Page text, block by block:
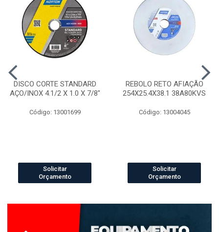
DISCO CORTE STANDARD
AÇO/INOX 4.1/2 X 1.0 X 7/8"
Código: 13001699
Solicitar
Orçamento
REBOLO RETO AFIAÇÃO
254X25.4X38.1 38A80KVS
Código: 13004045
Solicitar
Orçamento